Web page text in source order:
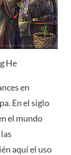
He
en
En el siglo
el mundo
aquí el uso